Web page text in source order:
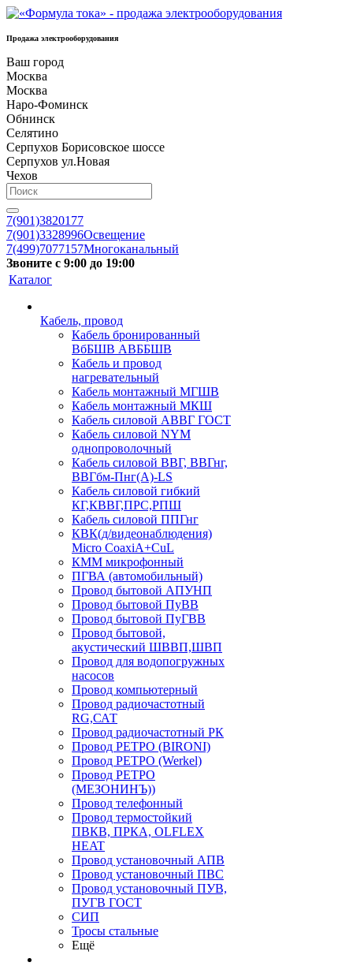
Продажа электрооборудования
Ваш город
Москва
Москва
Наро-Фоминск
Обнинск
Селятино
Серпухов Борисовское шоссе
Серпухов ул.Новая
Чехов
7(901)3820177
7(901)3328996Освещение
7(499)7077157Многоканальный
Звоните с 9:00 до 19:00
Каталог
Кабель, провод
Кабель бронированный
ВбБШВ АВББШВ
Кабель и провод
нагревательный
Кабель монтажный МГШВ
Кабель монтажный МКШ
Кабель силовой АВВГ ГОСТ
Кабель силовой NYM
однопроволочный
Кабель силовой ВВГ, ВВГнг,
ВВГбм-Пнг(А)-LS
Кабель силовой гибкий
КГ,КВВГ,ПРС,РПШ
Кабель силовой ППГнг
КВК(д/видеонаблюдения)
Micro CoaxiA+CuL
КММ микрофонный
ПГВА (автомобильный)
Провод бытовой АПУНП
Провод бытовой ПуВВ
Провод бытовой ПуГВВ
Провод бытовой,
акустический ШВВП,ШВП
Провод для водопогружных
насосов
Провод компьютерный
Провод радиочастотный
RG,САТ
Провод радиочастотный РК
Провод РЕТРО (BIRONI)
Провод РЕТРО (Werkel)
Провод РЕТРО
(МЕЗОНИНЪ))
Провод телефонный
Провод термостойкий
ПВКВ, ПРКА, OLFLEX
HEAT
Провод установочный АПВ
Провод установочный ПВС
Провод установочный ПУВ,
ПУГВ ГОСТ
СИП
Тросы стальные
Ещё